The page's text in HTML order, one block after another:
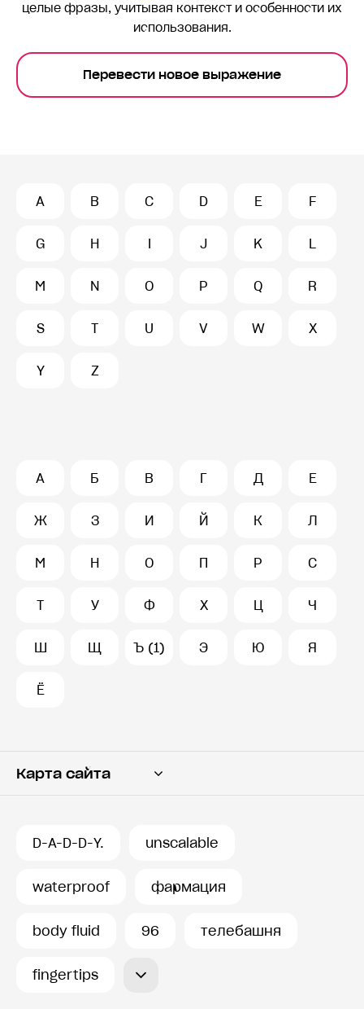
целые фразы, учитывая контекст и особенности их
использования.
Перевести новое выражение
A B C D E F
G H I J K L
M N O P Q R
S T U V W X
Y Z
А Б В Г Д Е
Ж З И Й К Л
М Н О П Р С
Т У Ф Х Ц Ч
Ш Щ Ъ (1) Э Ю Я
Ё
Карта сайта
D-A-D-D-Y. unscalable
waterproof фармация
body fluid 96 телебашня
fingertips